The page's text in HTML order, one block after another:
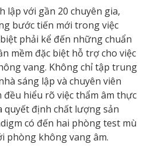
lập với gần 20 chuyên gia,
bước tiến mới trong việc
phải kể đến những chuẩn
mềm đặc biệt hỗ trợ cho việc
vang. Không chỉ tập trung
sáng lập và chuyên viên
hiểu rõ việc thẩm âm thực
quyết định chất lượng sản
có đến hai phòng test mù
phòng không vang âm.